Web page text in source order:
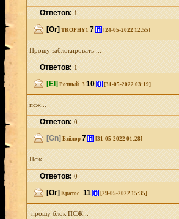
Ответов:1
[Or] TROPHY1 7 [i] [24-05-2022 12:55]
Прошу заблокировать ...
Ответов:1
[El] Ротный_3 10 [i] [31-05-2022 03:19]
псж...
Ответов:0
[Gn] Бэйлор 7 [i] [31-05-2022 01:28]
Псж...
Ответов:0
[Or] Кратос.. 11 [i] [29-05-2022 15:35]
прошу блок ПСЖ...